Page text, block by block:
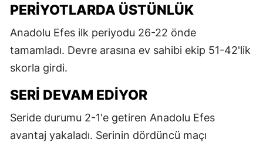
PERIYOTLARDA ÜSTÜNLÜK
Anadolu Efes ilk periyodu 26-22 önde
tamamladı. Devre arasına ev sahibi ekip 51-42'lik
skorla girdi.
SERI DEVAM EDIYOR
Seride durumu 2-1'e getiren Anadolu Efes
avantaj yakaladı. Serinin dördüncü maçı